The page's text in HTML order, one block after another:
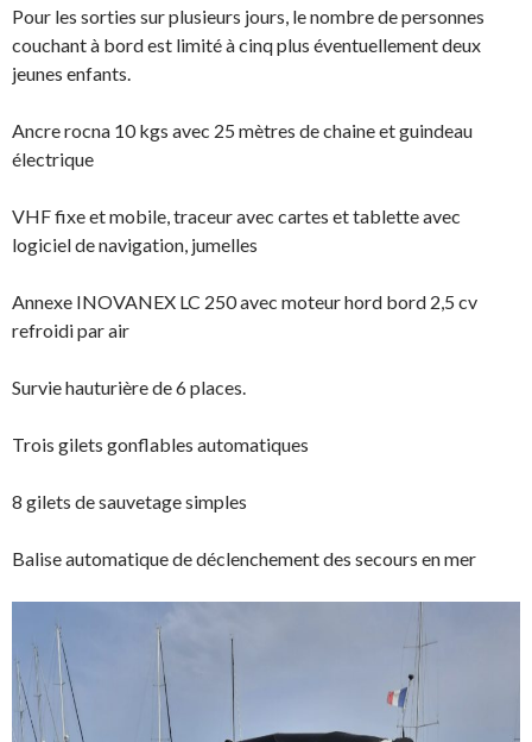
Pour les sorties sur plusieurs jours, le nombre de personnes
couchant à bord est limité à cinq plus éventuellement deux
jeunes enfants.
Ancre rocna 10 kgs avec 25 mètres de chaine et guindeau
électrique
VHF fixe et mobile, traceur avec cartes et tablette avec
logiciel de navigation, jumelles
Annexe INOVANEX LC 250 avec moteur hord bord 2,5 cv
refroidi par air
Survie hauturière de 6 places.
Trois gilets gonflables automatiques
8 gilets de sauvetage simples
Balise automatique de déclenchement des secours en mer